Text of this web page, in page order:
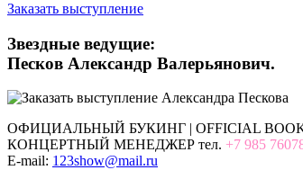
Заказать выступление
Звездные ведущие:
Песков Александр Валерьянович.
ОФИЦИАЛЬНЫЙ БУКИНГ | OFFICIAL
КОНЦЕРТНЫЙ МЕНЕДЖЕР тел. +7 985
E-mail: 123show@mail.ru